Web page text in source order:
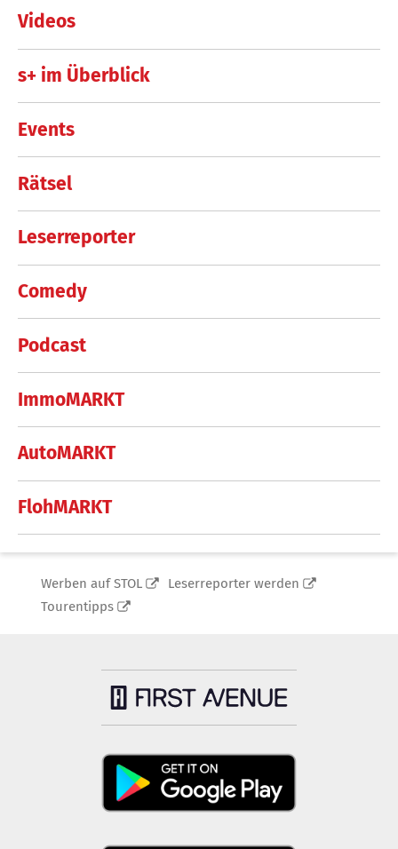
Videos
s+ im Überblick
Events
Rätsel
Leserreporter
Comedy
Podcast
ImmoMARKT
AutoMARKT
FlohMARKT
Werben auf STOL
Leserreporter werden
Tourentipps